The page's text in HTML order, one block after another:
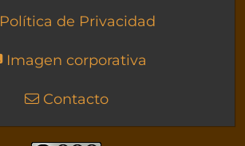
Política de Privacidad
Imagen corporativa
Contacto